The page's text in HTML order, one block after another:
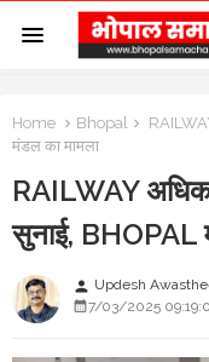
Home Bhopal
मंडल का मामला
RAILWAY
सुनाई, BHOPAL
person Updesh
7/03/2025